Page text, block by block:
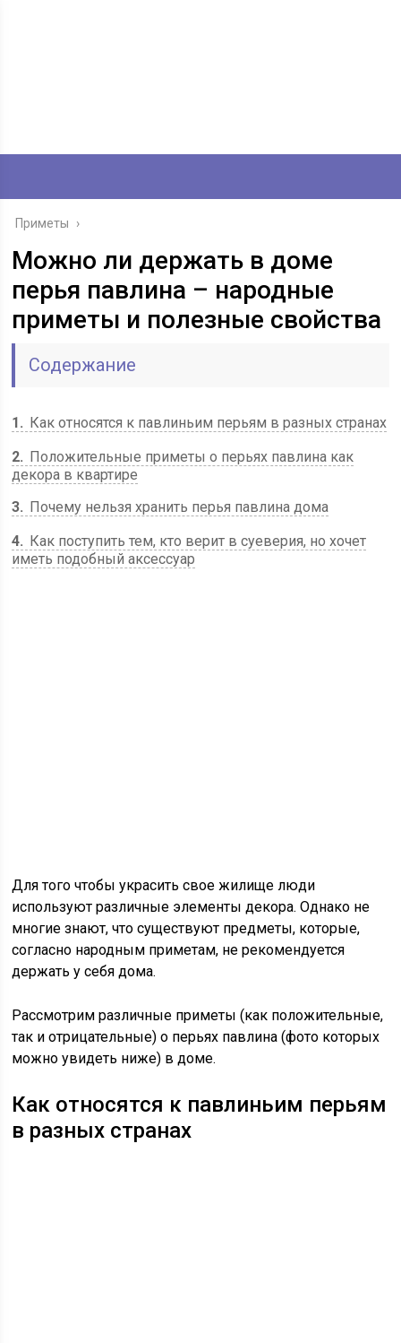
Приметы ›
Можно ли держать в доме
перья павлина – народные
приметы и полезные свойства
Содержание
1
Как относятся к павлиньим перьям в разных странах
2
Положительные приметы о перьях павлина как
декора в квартире
3
Почему нельзя хранить перья павлина дома
4
Как поступить тем, кто верит в суеверия, но хочет
иметь подобный аксессуар
Для того чтобы украсить свое жилище люди
используют различные элементы декора. Однако не
многие знают, что существуют предметы, которые,
согласно народным приметам, не рекомендуется
держать у себя дома.
Рассмотрим различные приметы (как положительные,
так и отрицательные) о перьях павлина (фото которых
можно увидеть ниже) в доме.
Как относятся к павлиньим перьям
в разных странах